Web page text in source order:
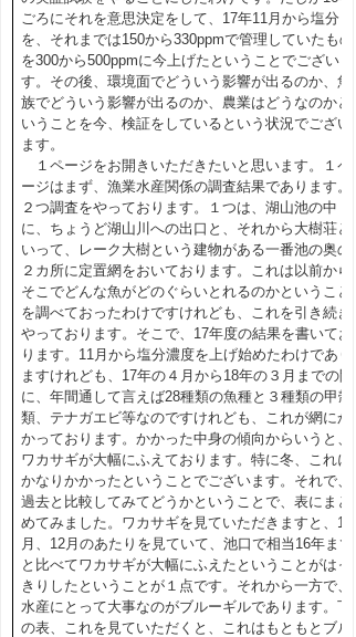
ごろにそれを意思決定をして、17年11月から塩分
を、それまでは150から330ppmで管理していたもの
を300から500ppmに今上げたということでございま
す。その後、環境面でどういう影響が出るのか、魚
族でどういう影響が出るのか、農業はどうなのかと
いうことを今、検証をしているという状況でござい
ます。
１ページをお開きいただきたいと思います。１ペ
ージはまず、漁業水産関係の調査結果であります。
２つ調査をやっております。１つは、湖山池の中
に、ちょうど湖山川への出口と、それから大樹荘と
いって、レーク大樹という建物がある一番池の奥の
２カ所に定置網をおいております。これは以前から
そこでどんな魚がどのぐらいとれるのかということ
を調べておったわけですけれども、これを引き続き
やっております。そこで、17年度の結果を書いてお
ります。11月から塩分濃度を上げ始めたわけであり
ますけれども、17年の４月から18年の３月までの間
に、年間通して言えば28種類の魚種と３種類の甲殻
類、テナガエビ等なのですけれども、これが網にか
かっております。かかった中身の傾向からいうと、
ワカサギが大幅にふえております。特に冬、これに
かなりかかったということでございます。それで、
過去と比較してみてどうかということで、表にまと
めてみました。ワカサギを見ていただきますと、11
月、12月のあたりを見ていて、池口で相当16年まで
と比べてワカサギが大幅にふえたということがはっ
きりしたということが１点です。それから一方で、
水産にとって大事なのがブルーギルであります。下
の表、これを見ていただくと、これはもともとブル